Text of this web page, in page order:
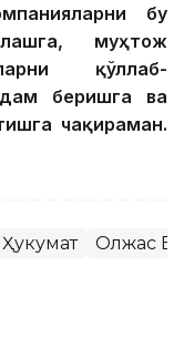
бу
муҳтож
қўллаб-
беришга ва
чақираман.
Ҳукумат Олжас